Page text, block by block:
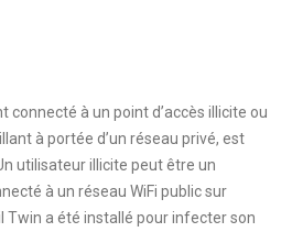
connecté à un point d’accès illicite ou
à portée d’un réseau privé, est
utilisateur illicite peut être un
à un réseau WiFi public sur
Twin a été installé pour infecter son